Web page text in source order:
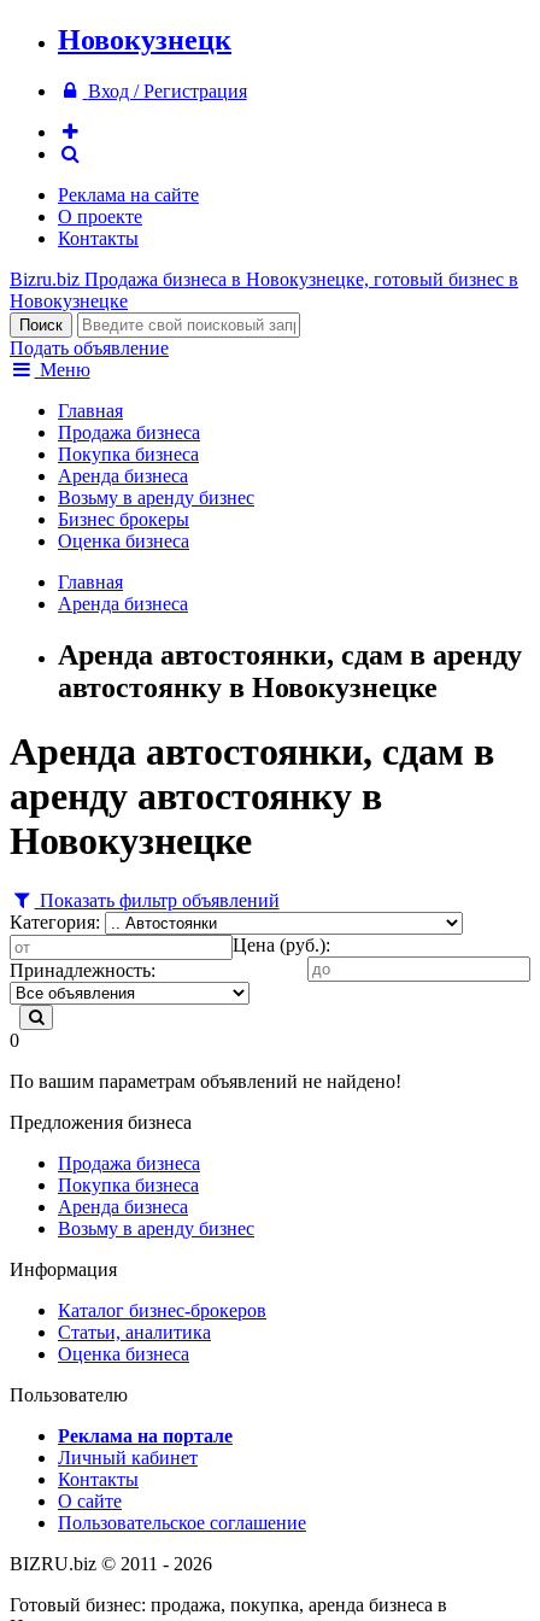
Новокузнецк
Вход / Регистрация
Реклама на сайте
О проекте
Контакты
Bizru.biz Продажа бизнеса в Новокузнецке, готовый бизнес в
Новокузнецке
Подать объявление
Меню
Главная
Продажа бизнеса
Покупка бизнеса
Аренда бизнеса
Возьму в аренду бизнес
Бизнес брокеры
Оценка бизнеса
Главная
Аренда бизнеса
Аренда автостоянки, сдам в аренду
автостоянку в Новокузнецке
Аренда автостоянки, сдам в
аренду автостоянку в
Новокузнецке
Показать фильтр объявлений
Категория:
Цена (руб.):
Принадлежность:
0
По вашим параметрам объявлений не найдено!
Предложения бизнеса
Продажа бизнеса
Покупка бизнеса
Аренда бизнеса
Возьму в аренду бизнес
Информация
Каталог бизнес-брокеров
Статьи, аналитика
Оценка бизнеса
Пользователю
Реклама на портале
Личный кабинет
Контакты
О сайте
Пользовательское соглашение
BIZRU.biz © 2011 - 2026
Готовый бизнес: продажа, покупка, аренда бизнеса в